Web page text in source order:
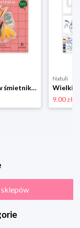
Awantura w śmietniku. Czytam sobie Eko. Poziom 1 Harper colins / harper kids
Natuli
9.00 zł
sklepów